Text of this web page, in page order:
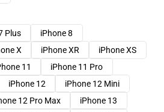
Plus
iPhone 8
X iPhone XR
iPhone XS
11
iPhone 11 Pro
iPhone 12
iPhone 12 Mini
12 Pro Max
iPhone 13